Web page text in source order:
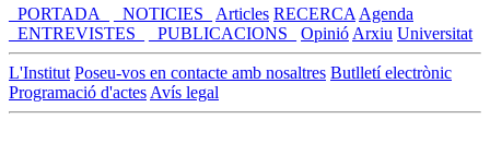
_PORTADA_ _NOTICIES_ Articles RECERCA Agenda
_ENTREVISTES_
_PUBLICACIONS_ Opinió Arxiu Universitat
L'Institut Poseu-vos en contacte amb nosaltres Butlletí electrònic
Programació d'actes Avís legal